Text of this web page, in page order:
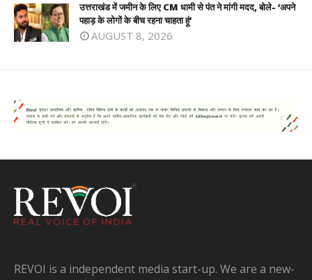
उत्तराखंड में जमीन के लिए CM धामी से पंत ने मांगी मदद, बोले- ‘अपने
पहाड़ के लोगों के बीच रहना चाहता हूं’
AUGUST 8, 2026
REVOI is a independent media start-up. We are a new-